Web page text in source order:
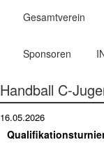
Gesamtverein
Sponsoren
Handball C-
16.05.2026